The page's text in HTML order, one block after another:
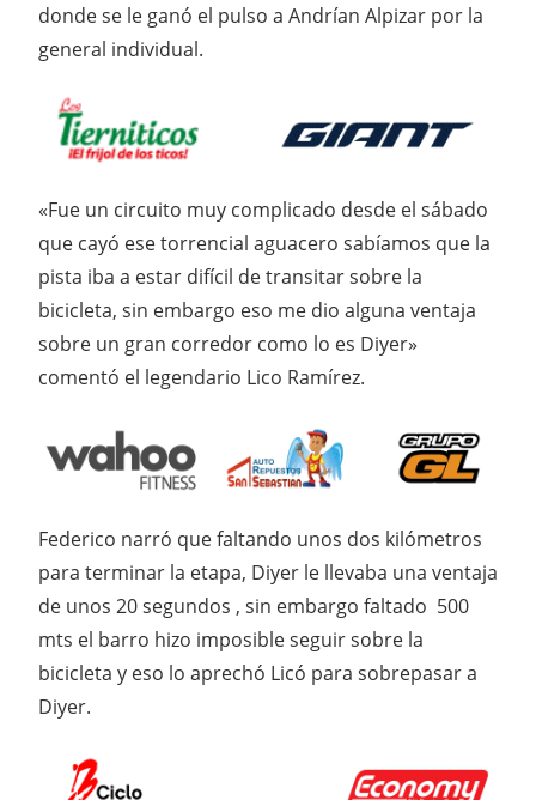
donde se le ganó el pulso a Andrían Alpizar por la
general individual.
«Fue un circuito muy complicado desde el sábado
que cayó ese torrencial aguacero sabíamos que la
pista iba a estar difícil de transitar sobre la
bicicleta, sin embargo eso me dio alguna ventaja
sobre un gran corredor como lo es Diyer»
comentó el legendario Lico Ramírez.
Federico narró que faltando unos dos kilómetros
para terminar la etapa, Diyer le llevaba una ventaja
de unos 20 segundos , sin embargo faltado 500
mts el barro hizo imposible seguir sobre la
bicicleta y eso lo aprechó Licó para sobrepasar a
Diyer.